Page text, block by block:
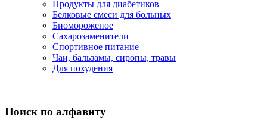
Продукты для диабетиков
Белковые смеси для больных
Биомороженое
Сахарозаменители
Спортивное питание
Чаи, бальзамы, сиропы, травы
Для похудения
Поиск по алфавиту